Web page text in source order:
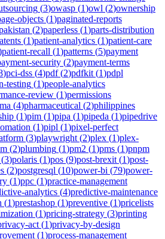
(3)owasp (1)owl (2)ownership
objects (1)paginated-reports
(2)paperless (1)parts-distribution
(1)patient-analytics (1)patient-care
patient-recall (1)patterns (5)payment
security (2)payment-terms
)pci-dss (4)pdf(2)pdfkit (1)pdpl
testing (1)people-analytics
review (1)permissions
(4)pharmaceutical (2)philippines
(1)pim (1)pipa (1)pipeda (1)pipedrive
(1)pipl (1)pixel-perfect
(3)playwright (2)plex (1)plex-
(2)plumbing (1)pm2 (1)pms (1)pnpm
(3)polaris (1)pos (9)post-brexit (1)post-
(2)postgresql (10)power-bi (79)power-
(1)ppc (1)practice-management
analytics (4)predictive-maintenance
(1)prestashop (1)preventive (1)pricelists
(1)pricing-strategy (3)printing
act (1)privacy-by-design
(1)process-management